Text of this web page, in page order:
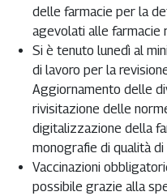
delle farmacie per la
agevolati alle farmacie
Si è tenuto lunedì al
di lavoro per la
Aggiornamento delle
rivisitazione delle
digitalizzazione della
monografie di qualità
Vaccinazioni
possibile grazie alla